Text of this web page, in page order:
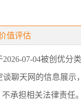
值评估
2026-07-04被创优分
谈聊天网 的信息展示
承担相关法律责任